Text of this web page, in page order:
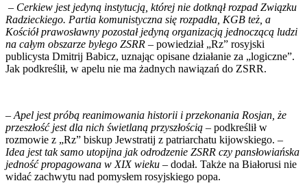
– Cerkiew jest jedyną instytucją, której nie dotknął rozpad Związku
Radzieckiego. Partia komunistyczna się rozpadła, KGB też, a
Kościół prawosławny pozostał jedyną organizacją jednoczącą ludzi
na całym obszarze byłego ZSRR – powiedział „Rz” rosyjski
publicysta Dmitrij Babicz, uznając opisane działanie za „logiczne”.
Jak podkreślił, w apelu nie ma żadnych nawiązań do ZSRR.
– Apel jest próbą reanimowania historii i przekonania Rosjan, że
przeszłość jest dla nich świetlaną przyszłością – podkreślił w
rozmowie z „Rz” biskup Jewstratij z patriarchatu kijowskiego. –
Idea jest tak samo utopijna jak odrodzenie ZSRR czy pansłowiańska
jedność propagowana w XIX wieku – dodał. Także na Białorusi nie
widać zachwytu nad pomysłem rosyjskiego popa.